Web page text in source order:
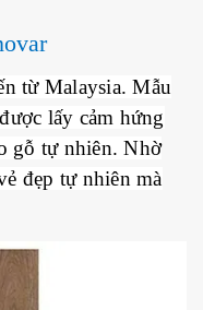
từ Malaysia. Mẫu
lấy cảm hứng
gỗ tự nhiên. Nhờ
đẹp tự nhiên mà